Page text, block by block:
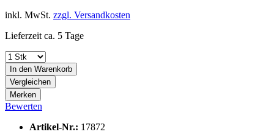
inkl. MwSt. zzgl. Versandkosten
Lieferzeit ca. 5 Tage
In den Warenkorb
Vergleichen
Merken
Bewerten
Artikel-Nr.: 17872